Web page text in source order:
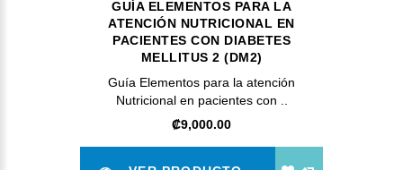
GUÍA ELEMENTOS PARA LA
ATENCIÓN NUTRICIONAL EN
PACIENTES CON DIABETES
MELLITUS 2 (DM2)
Guía Elementos para la atención
Nutricional en pacientes con ..
‎₡9,000.00